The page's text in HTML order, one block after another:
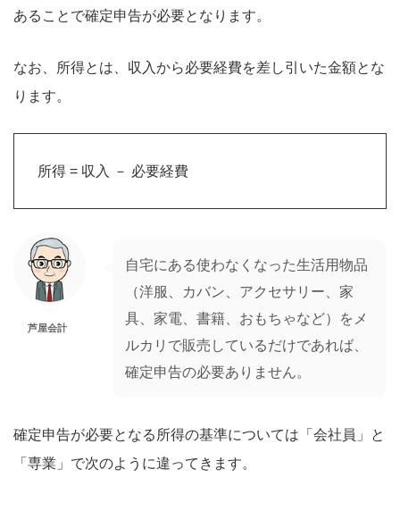
あることで確定申告が必要となります。
なお、所得とは、収入から必要経費を差し引いた金額とな
ります。
所得 = 収入 － 必要経費
芦屋会計
自宅にある使わなくなった生活用物品
（洋服、カバン、アクセサリー、家
具、家電、書籍、おもちゃなど）をメ
ルカリで販売しているだけであれば、
確定申告の必要ありません。
確定申告が必要となる所得の基準については「会社員」と
「専業」で次のように違ってきます。